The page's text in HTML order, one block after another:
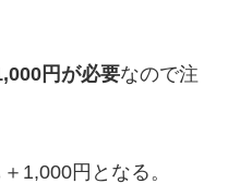
円が必要なので注
1,000円となる。